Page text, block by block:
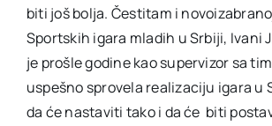
biti još bolja. Čestitam i
Sportskih igara mladih u Srbiji, Ivani
je prošle godine kao supervizor sa
uspešno sprovela realizaciju igara u
da će nastaviti tako i da će biti